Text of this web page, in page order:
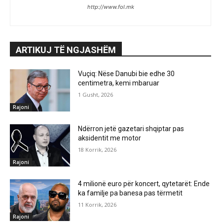
http://www.fol.mk
ARTIKUJ TË NGJASHËM
Rajoni
Vuçiq: Nëse Danubi bie edhe 30
centimetra, kemi mbaruar
1 Gusht, 2026
Rajoni
Ndërron jetë gazetari shqiptar pas
aksidentit me motor
18 Korrik, 2026
Rajoni
4 milionë euro për koncert, qytetarët: Ende
ka familje pa banesa pas tërmetit
11 Korrik, 2026